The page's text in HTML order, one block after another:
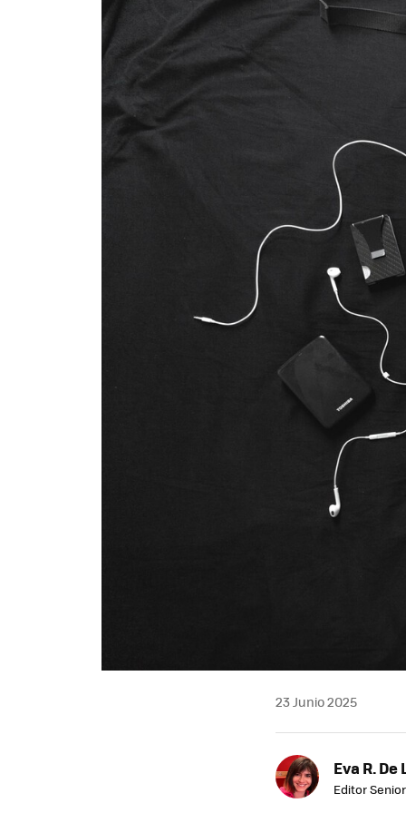
23 Junio 2025
Eva R. De
Editor Senior